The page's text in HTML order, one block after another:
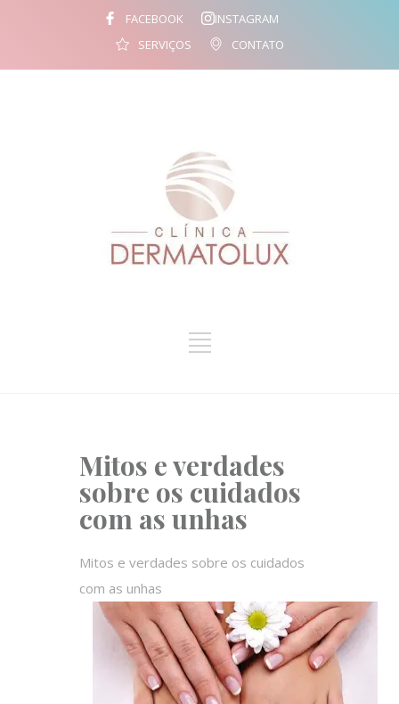
FACEBOOK
INSTAGRAM
CONTATO
SERVIÇOS
Mitos e verdades
sobre os cuidados
com as unhas
Mitos e verdades sobre os cuidados
com as unhas